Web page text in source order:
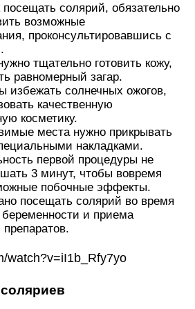
солярий, обязательно
возможные
проконсультировавшись с
тщательно готовить кожу,
равномерный загар.
избежать солнечных ожогов,
качественную
косметику.
места нужно прикрывать
накладками.
первой процедуры не
3 минут, чтобы вовремя
побочные эффекты.
посещать солярий во время
и приема
watch?v=iI1b_Rfy7yo